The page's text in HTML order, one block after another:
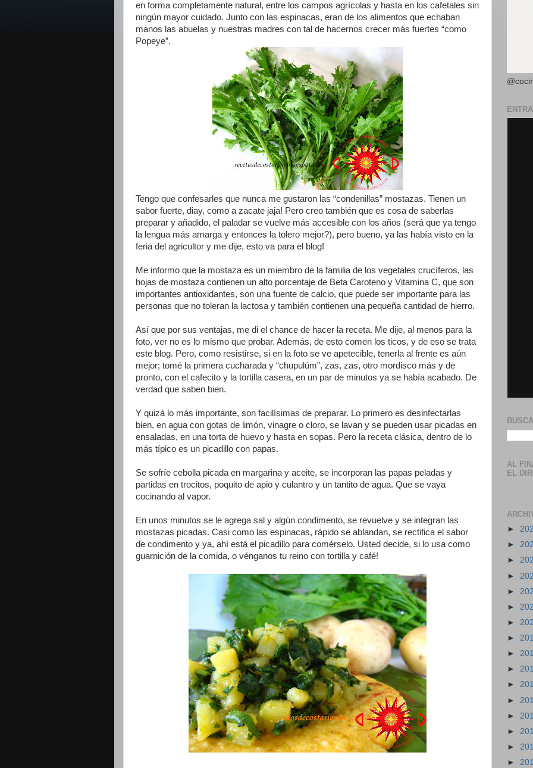
en forma completamente natural, entre los campos agrícolas y hasta en los cafetales sin
ningún mayor cuidado. Junto con las espinacas, eran de los alimentos que echaban
manos las abuelas y nuestras madres con tal de hacernos crecer más fuertes “como
Popeye”.
Tengo que confesarles que nunca me gustaron las “condenillas” mostazas. Tienen un
sabor fuerte, diay, como a zacate jaja! Pero creo también que es cosa de saberlas
preparar y añadido, el paladar se vuelve más accesible con los años (será que ya tengo
la lengua más amarga y entonces la tolero mejor?), pero bueno, ya las había visto en la
feria del agricultor y me dije, esto va para el blog!
Me informo que la mostaza es un miembro de la familia de los vegetales crucíferos, las
hojas de mostaza contienen un alto porcentaje de Beta Caroteno y Vitamina C, que son
importantes antioxidantes, son una fuente de calcio, que puede ser importante para las
personas que no toleran la lactosa y también contienen una pequeña cantidad de hierro.
Así que por sus ventajas, me di el chance de hacer la receta. Me dije, al menos para la
foto, ver no es lo mismo que probar. Además, de esto comen los ticos, y de eso se trata
este blog. Pero, como resistirse, si en la foto se ve apetecible, tenerla al frente es aún
mejor; tomé la primera cucharada y “chupulúm”, zas, zas, otro mordisco más y de
pronto, con el cafecito y la tortilla casera, en un par de minutos ya se había acabado. De
verdad que saben bien.
Y quizá lo más importante, son facilísimas de preparar. Lo primero es desinfectarlas
bien, en agua con gotas de limón, vinagre o cloro, se lavan y se pueden usar picadas en
ensaladas, en una torta de huevo y hasta en sopas. Pero la receta clásica, dentro de lo
más típico es un picadillo con papas.
Se sofríe cebolla picada en margarina y aceite, se incorporan las papas peladas y
partidas en trocitos, poquito de apio y culantro y un tantito de agua. Que se vaya
cocinando al vapor.
En unos minutos se le agrega sal y algún condimento, se revuelve y se integran las
mostazas picadas. Casi como las espinacas, rápido se ablandan, se rectifica el sabor
de condimento y ya, ahí está el picadillo para comérselo. Usted decide, si lo usa como
guarnición de la comida, o vénganos tu reino con tortilla y café!
AL
EL
►
►
►
►
►
►
►
►
►
►
►
►
►
►
►
►